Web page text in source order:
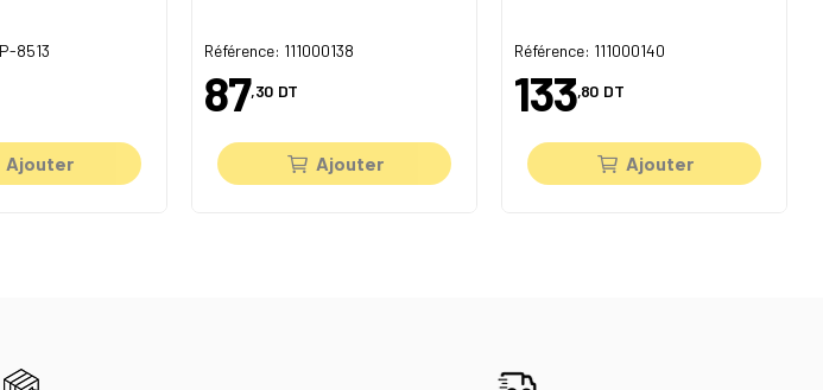
8513
Ajouter
Référence: 111000138
87,30 DT
Ajouter
Référence: 111000140
133,80 DT
Ajouter